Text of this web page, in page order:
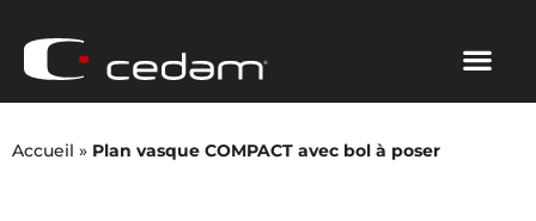
Accueil » Plan vasque COMPACT avec bol à poser